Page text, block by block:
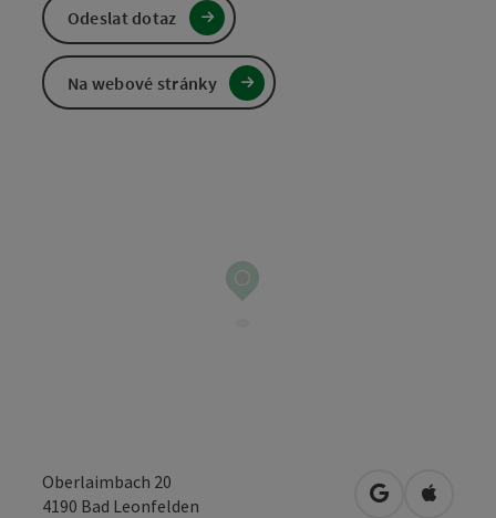
Oberlaimbach 20
4190 Bad Leonfelden Otevřít vOtevřít
Odeslat dotaz
Na webové stránky